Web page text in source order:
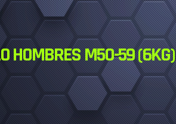
HOMBRES M50-59 (6KG)